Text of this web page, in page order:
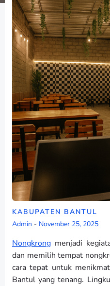
KABUPATEN BANTUL
Admin - November 25, 2025
Nongkrong menjadi
dan memilih tempat
cara tepat untuk
Bantul yang tenang.